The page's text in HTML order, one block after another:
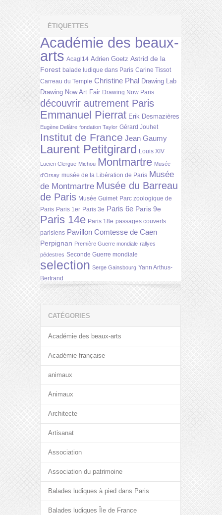
ÉTIQUETTES
Académie des beaux-
arts Acagl14 Adrien Goetz Astrid de la
Forest balade ludique dans Paris Carine Tissot
Carreau du Temple Christine Phal Drawing Lab
Drawing Now Art Fair Drawing Now Paris
découvrir autrement Paris
Emmanuel Pierrat Erik Desmazières
Eugène Delâtre fondation Taylor Gérard Jouhet
Institut de France Jean Gaumy
Laurent Petitgirard Louis XIV
Lucien Clergue Michou Montmartre Musée
d'Orsay musée de la Libération de Paris Musée
de Montmartre Musée du Barreau
de Paris Musée Guimet Parc zoologique de
Paris Paris 1er Paris 3e Paris 6e Paris 9e
Paris 14e Paris 18e passages couverts
parisiens Pavillon Comtesse de Caen
Perpignan Première Guerre mondiale rallyes
pédestres Seconde Guerre mondiale
selection Serge Gainsbourg Yann Arthus-
Bertrand
CATÉGORIES
Académie des beaux-arts
Académie française
animaux
Animaux
Architecte
Artisanat
Association
Association du patrimoine
Balades ludiques à pied dans Paris
Balades ludiques Île de France